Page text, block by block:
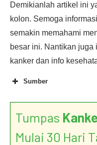
Demikianlah artikel ini
kolon. Semoga
semakin memahami
besar ini. Nantikan juga
kanker dan info
Sumber
Tumpas
Mulai 30 Hari